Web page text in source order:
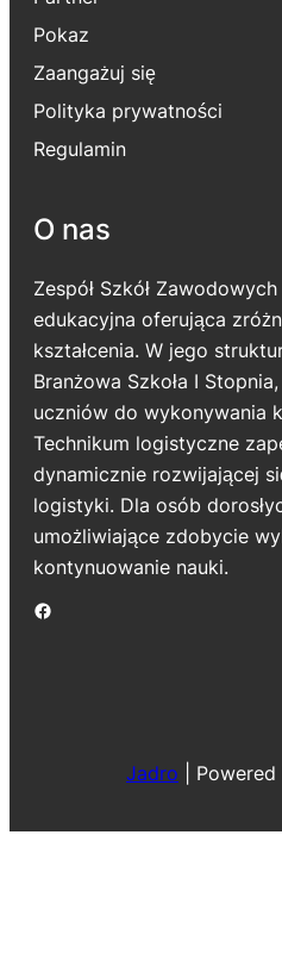
Pokaz
Zaangażuj się
Polityka prywatności
Regulamin
O nas
Zespół Szkół
edukacyjna oferująca
kształcenia. W jego
Branżowa Szkoła I
uczniów do wykonywania
Technikum logistyczne
dynamicznie rozwijającej
logistyki. Dla osób
umożliwiające zdobycie
kontynuowanie nauki.
Jadro Powered